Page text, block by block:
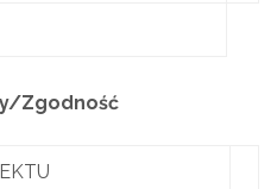
Zgodność